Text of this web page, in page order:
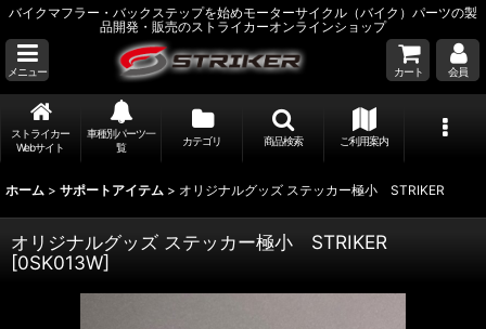
バイクマフラー・バックステップを始めモーターサイクル（バイク）パーツの製
品開発・販売のストライカーオンラインショップ
メニュー カート 会員
ストライカー
Webサイト
車種別パーツ一
覧
カテゴリ 商品検索 ご利用案内
ホーム > サポートアイテム > オリジナルグッズ ステッカー極小 STRIKER
オリジナルグッズ ステッカー極小 STRIKER
[0SK013W]